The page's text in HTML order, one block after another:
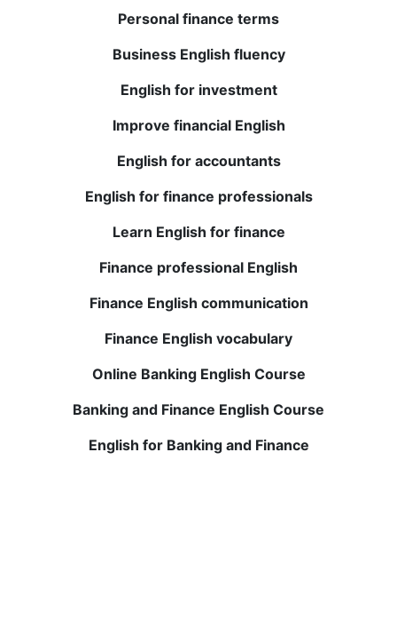
Çevrimiçi kurslar hakkında şüphelerim vardı, ancak
BWANS beklentilerimi aştı. Öğretmenler üst düzey ve
değerli geri bildirimler sağlıyor. Anlama ve kelime
dağarcığım büyük ölçüde gelişti. Şiddetle tavsiye
Ana dili İngilizce olan öğretmenlerle yapılan canlı
oturumlar son derece faydalıdır ve kaydedilen dersler
anlama konusundaki güvenim büyük ölçüde arttı.
Kesinlikle denemelisiniz!
yaptığım en iyi yatırımlardan biriydi. Küçük sınıf
boyutları ve kişiselleştirilmiş geri bildirimler hızlıca
gelişmeme yardımcı oldu. Şimdi İngilizce kullanırken
Personal finance terms
Business English fluency
English for investment
Improve financial English
English for accountants
English for finance professionals
Learn English for finance
Finance professional English
Finance English communication
Finance English vocabulary
Online Banking English Course
Banking and Finance English Course
English for Banking and Finance